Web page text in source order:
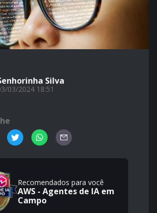
Silva
03/2024 18:51
Recomendados para você
AWS - Agentes de IA em
Campo